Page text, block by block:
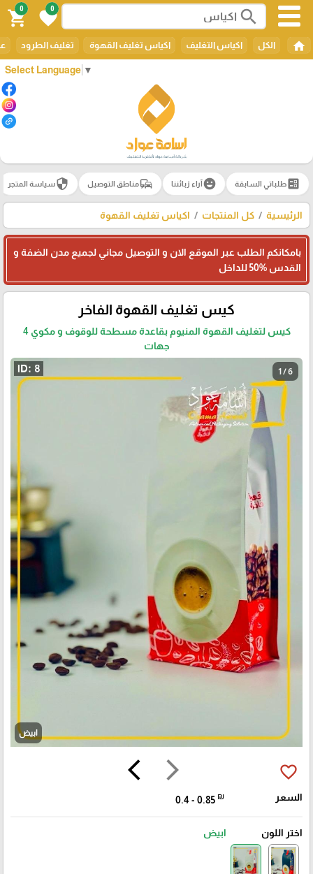
Select Language ▼
search
0
favorite
0
shopping_cart
home الكل اكياس التغليف اكياس تغليف القهوة تغليف الطرود
ballotطلباتي السابقة emoji_emotionsآراء زبائننا commuteمناطق التوصيل securityسياسة المتجر
الرئيسية كل المنتجات اكياس تغليف القهوة
بامكانكم الطلب عبر الموقع الان و التوصيل مجاني لجميع مدن الضفة و
القدس 50‎%‎ للداخل
كيس تغليف القهوة الفاخر
كيس لتغليف القهوة المنيوم بقاعدة مسطحة للوقوف و مكوي 4
جهات
1 / 6
ابيض
arrow_forward_ios
arrow_back_ios favorite_border
السعر 0.4 - 0.85 ₪
اختر اللون ابيض